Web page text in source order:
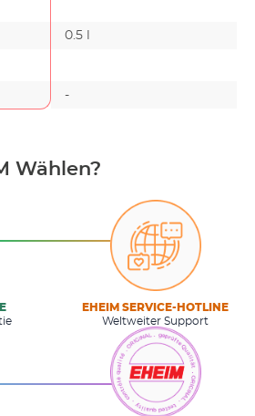
0.5 l
-
Wählen?
EHEIM SERVICE-HOTLINE
Weltweiter Support